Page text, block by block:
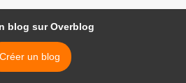
blog sur Overblog
Créer un blog